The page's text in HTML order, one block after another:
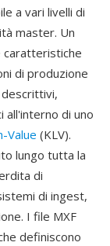
a vari livelli di
master. Un
caratteristiche
di produzione
all'interno di uno
Value (KLV).
lungo tutta la
di
di ingest,
I file MXF
definiscono